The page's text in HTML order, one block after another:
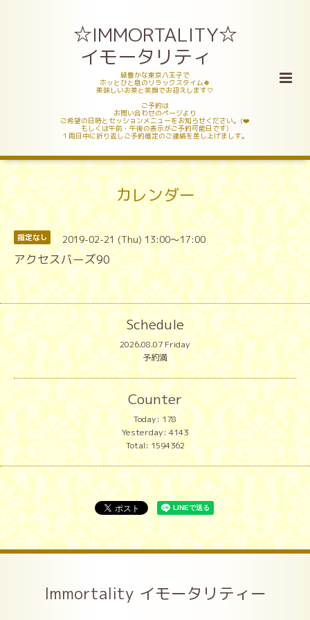
☆IMMORTALITY☆
イモータリティ
緑豊かな東京八王子で
ホッとひと息のリラックスタイム🍀
美味しいお茶と笑顔でお迎えします♡
ご予約は
お問い合わせのページより
ご希望の日時とセッションメニューをお知らせください。(❤️
もしくは午前・午後の表示がご予約可能日です)
１両日中に折り返しご予約確定のご連絡を差し上げましす。
カレンダー
指定なし 2019-02-21 (Thu) 13:00～17:00
アクセスバーズ90
Schedule
2026.08.07 Friday
予約満
Counter
Today:178
Yesterday:4143
Total:1594362
Immortality イモータリティー